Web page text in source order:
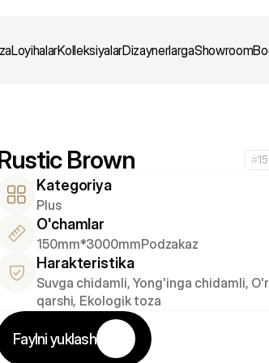
Brown #
Kategoriya
Plus
O'chamlar
150mm*3000mmPodzakaz
Harakteristika
Suvga chidamli, Yong'inga chidamli,
qarshi, Ekologik toza
Faylni yuklash
LoyihalarKolleksiyalarDizaynerlargaShowroom